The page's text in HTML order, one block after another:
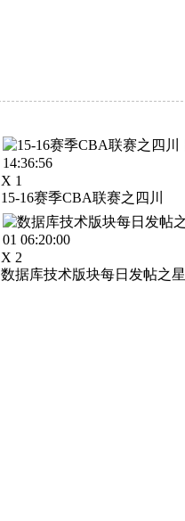
X 1
15-16赛季CBA联赛之四川
X 2
数据库技术版块每日发帖之星